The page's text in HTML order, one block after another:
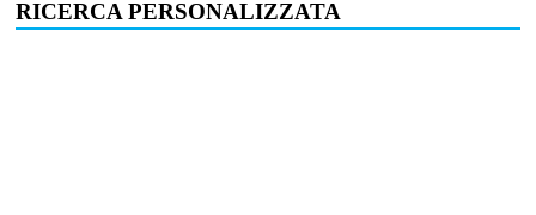
RICERCA PERSONALIZZATA